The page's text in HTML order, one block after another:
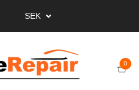
SEK
0